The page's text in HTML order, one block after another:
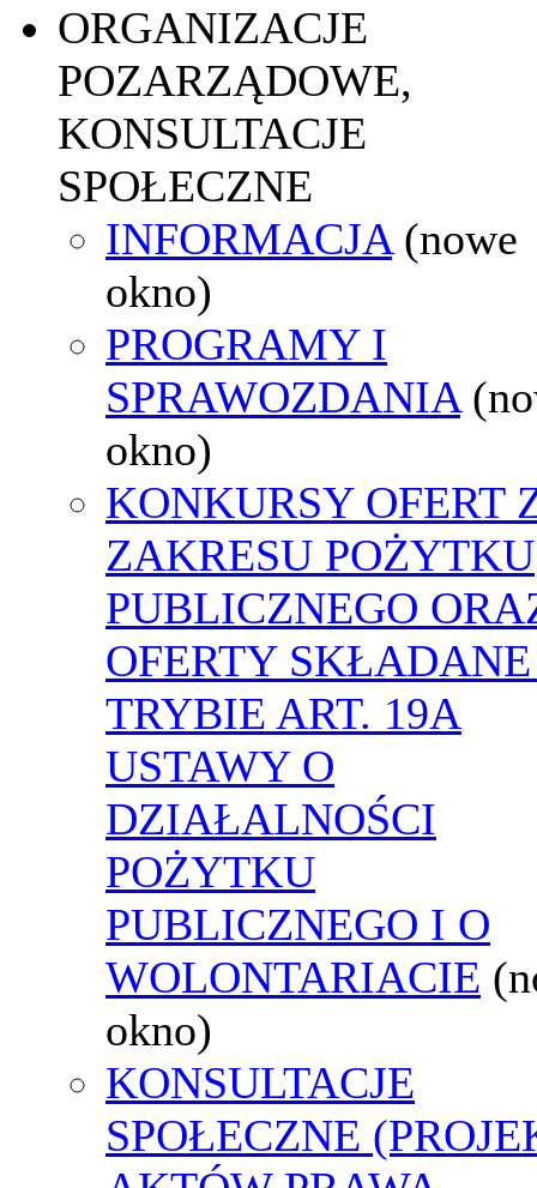
ORGANIZACJE
POZARZĄDOWE,
KONSULTACJE
SPOŁECZNE
INFORMACJA (nowe
okno)
PROGRAMY I
SPRAWOZDANIA
okno)
KONKURSY OFERT
ZAKRESU POŻYTKU
PUBLICZNEGO
OFERTY
TRYBIE ART. 19A
USTAWY O
DZIAŁALNOŚCI
POŻYTKU
PUBLICZNEGO I O
WOLONTARIACIE
okno)
KONSULTACJE
SPOŁECZNE